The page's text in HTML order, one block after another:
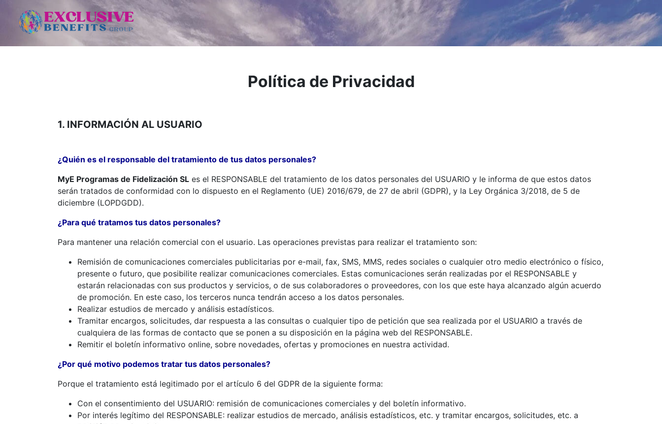
Política de Privacidad
1. INFORMACIÓN AL USUARIO
¿Quién es el responsable del tratamiento de tus datos personales?
MyE Programas de Fidelización SL es el RESPONSABLE del tratamiento de los datos personales del USUARIO y le informa de que estos datos
serán tratados de conformidad con lo dispuesto en el Reglamento (UE) 2016/679, de 27 de abril (GDPR), y la Ley Orgánica 3/2018, de 5 de
diciembre (LOPDGDD).
¿Para qué tratamos tus datos personales?
Para mantener una relación comercial con el usuario. Las operaciones previstas para realizar el tratamiento son:
Remisión de comunicaciones comerciales publicitarias por e-mail, fax, SMS, MMS, redes sociales o cualquier otro medio electrónico o físico,
presente o futuro, que posibilite realizar comunicaciones comerciales. Estas comunicaciones serán realizadas por el RESPONSABLE y
estarán relacionadas con sus productos y servicios, o de sus colaboradores o proveedores, con los que este haya alcanzado algún acuerdo
de promoción. En este caso, los terceros nunca tendrán acceso a los datos personales.
Realizar estudios de mercado y análisis estadísticos.
Tramitar encargos, solicitudes, dar respuesta a las consultas o cualquier tipo de petición que sea realizada por el USUARIO a través de
cualquiera de las formas de contacto que se ponen a su disposición en la página web del RESPONSABLE.
Remitir el boletín informativo online, sobre novedades, ofertas y promociones en nuestra actividad.
¿Por qué motivo podemos tratar tus datos personales?
Porque el tratamiento está legitimado por el artículo 6 del GDPR de la siguiente forma:
Con el consentimiento del USUARIO: remisión de comunicaciones comerciales y del boletín informativo.
Por interés legítimo del RESPONSABLE: realizar estudios de mercado, análisis estadísticos, etc. y tramitar encargos, solicitudes, etc. a